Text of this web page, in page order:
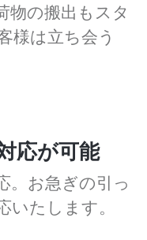
物の搬出もスタ
様は立ち会う
応が可能
。お急ぎの引っ
いたします。